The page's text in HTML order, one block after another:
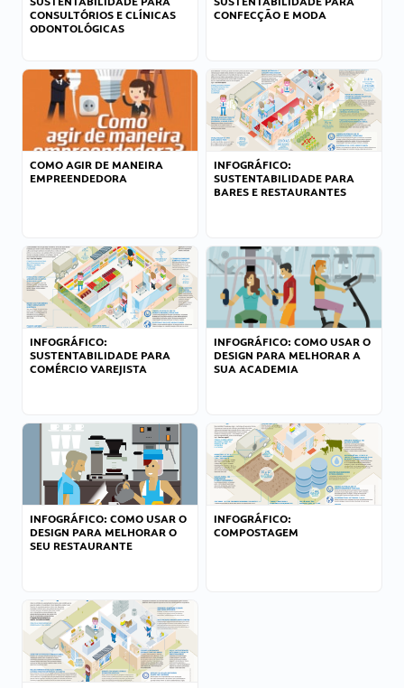
CONSULTÓRIOS E CLÍNICAS
ODONTOLÓGICAS
CONFECÇÃO E MODA
COMO AGIR DE MANEIRA
EMPREENDEDORA
INFOGRÁFICO:
SUSTENTABILIDADE PARA
BARES E RESTAURANTES
INFOGRÁFICO:
SUSTENTABILIDADE PARA
COMÉRCIO VAREJISTA
INFOGRÁFICO: COMO USAR O
DESIGN PARA MELHORAR A
SUA ACADEMIA
INFOGRÁFICO: COMO USAR O
DESIGN PARA MELHORAR O
SEU RESTAURANTE
INFOGRÁFICO:
COMPOSTAGEM